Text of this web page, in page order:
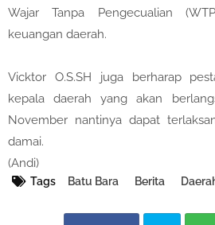
Wajar Tanpa Pengecualian
keuangan daerah.
Vicktor O.S.SH juga berharap
kepala daerah yang akan
November nantinya dapat
damai.
(Andi)
Tags Batu Bara Berita